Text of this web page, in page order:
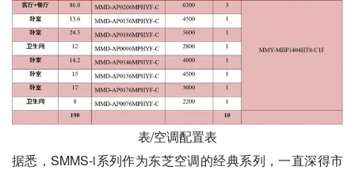
表/空调配置表
据悉，SMMS-i系列作为东芝空调的经典系列，一直深得市